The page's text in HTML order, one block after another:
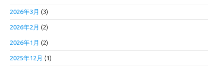
2026年3月 (3)
2026年2月 (2)
2026年1月 (2)
2025年12月 (1)